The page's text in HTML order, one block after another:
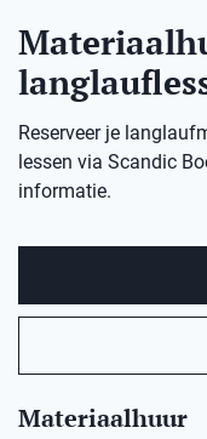
Reserveer je
lessen via Scandic
informatie.
Materiaalhuur